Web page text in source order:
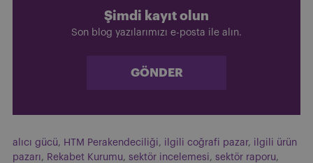
Şimdi kayıt olun
Son blog yazılarımızı e-posta ile alın.
GÖNDER
alıcı gücü, HTM Perakendeciliği, ilgili coğrafi pazar, ilgili ürün
pazarı, Rekabet Kurumu, sektör incelemesi, sektör raporu,